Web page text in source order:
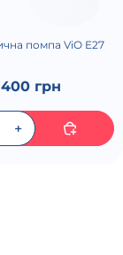
помпа ViO E27
400 грн